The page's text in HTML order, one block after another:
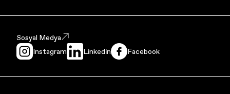
Sosyal Medya
Instagram
Linkedin Facebook